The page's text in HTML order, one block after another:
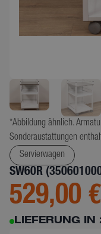
*Abbildung ähnlich.
Sonderaustattungen
Servierwagen
SW60R
529,00 €
LIEFERUNG IN